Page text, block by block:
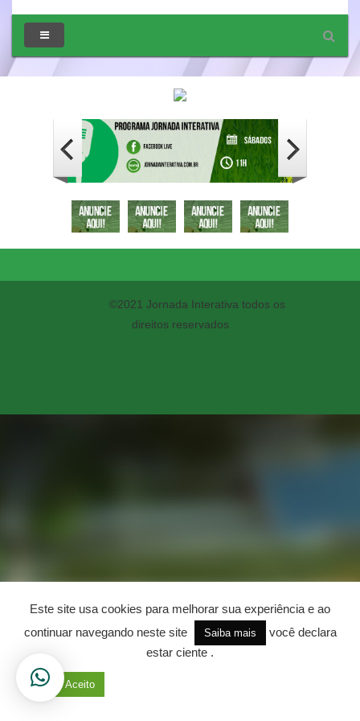
©2021 Jornada Interativa todos os
direitos reservados
Este site usa cookies para melhorar sua experiência e ao
continuar navegando neste site
Saiba mais
você declara
estar ciente .
Aceito